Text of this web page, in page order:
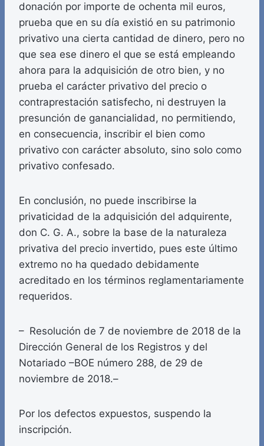
donación por importe de ochenta mil euros,
prueba que en su día existió en su patrimonio
privativo una cierta cantidad de dinero, pero no
que sea ese dinero el que se está empleando
ahora para la adquisición de otro bien, y no
prueba el carácter privativo del precio o
contraprestación satisfecho, ni destruyen la
presunción de ganancialidad, no permitiendo,
en consecuencia, inscribir el bien como
privativo con carácter absoluto, sino solo como
privativo confesado.
En conclusión, no puede inscribirse la
privaticidad de la adquisición del adquirente,
don C. G. A., sobre la base de la naturaleza
privativa del precio invertido, pues este último
extremo no ha quedado debidamente
acreditado en los términos reglamentariamente
requeridos.
– Resolución de 7 de noviembre de 2018 de la
Dirección General de los Registros y del
Notariado –BOE número 288, de 29 de
noviembre de 2018.–
Por los defectos expuestos, suspendo la
inscripción.